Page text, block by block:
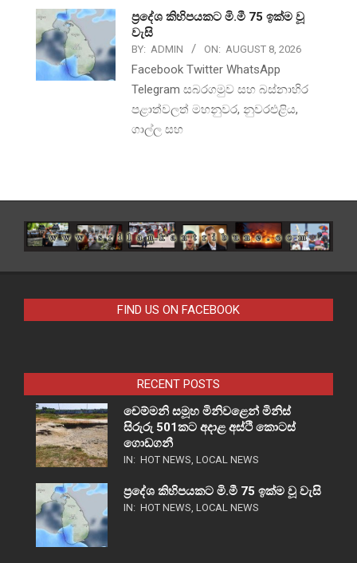
ප්‍රදේශ කිහිපයකට මි.මී 75 ඉක්ම වූ
වැසි
BY: ADMIN ON: AUGUST 8, 2026
Facebook Twitter WhatsApp
Telegram සබරගමුව සහ බස්නාහිර
පළාත්වලත් මහනුවර, නුවරඑළිය,
ගාල්ල සහ
FIND US ON FACEBOOK
RECENT POSTS
චෙම්මනි සමූහ මිනිවළෙන් මිනිස්
සිරුරු 501කට අදාළ අස්ථි කොටස්
ගොඩගනී
IN: HOT NEWS, LOCAL NEWS
ප්‍රදේශ කිහිපයකට මි.මී 75 ඉක්ම වූ වැසි
IN: HOT NEWS, LOCAL NEWS